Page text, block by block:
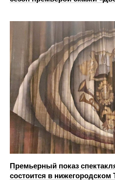
Премьерный показ
состоится в